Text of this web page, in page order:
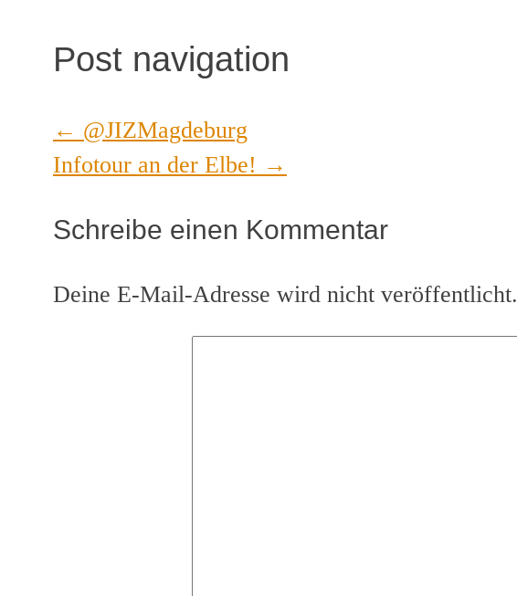
Post navigation
← @JIZMagdeburg
Infotour an der Elbe! →
Schreibe einen Kommentar
Deine E-Mail-Adresse wird nicht veröffentlicht.